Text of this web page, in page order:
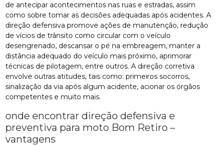
de antecipar acontecimentos nas ruas e estradas, assim
como sobre tomar as decisões adequadas após acidentes. A
direção defensiva promove ações de manutenção, redução
de vícios de trânsito como circular com o veículo
desengrenado, descansar o pé na embreagem, manter a
distância adequado do veículo mais próximo, aprimorar
técnicas de pilotagem, entre outros. A direção corretiva
envolve outras atitudes, tais como: primeiros socorros,
sinalização da via após algum acidente, acionar os órgãos
competentes e muito mais.
onde encontrar direção defensiva e
preventiva para moto Bom Retiro –
vantagens